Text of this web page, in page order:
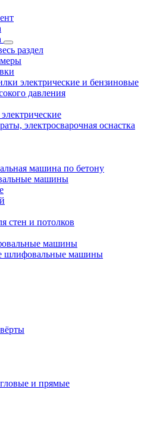
раздел
электрические и бензиновые
давления
электросварочная оснастка
машина по бетону
машины
стен и потолков
машины
шлифовальные машины
и прямые